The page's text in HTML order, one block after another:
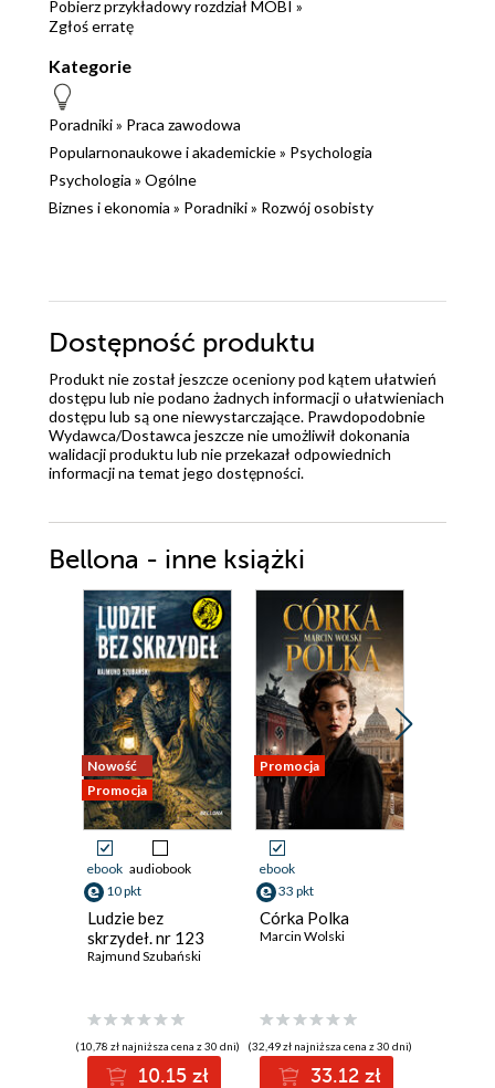
Pobierz przykładowy rozdział MOBI »
Zgłoś erratę
Kategorie
Poradniki» Praca zawodowa
Popularnonaukowe i akademickie» Psychologia
Psychologia » Ogólne
Biznes i ekonomia » Poradniki» Rozwój osobisty
Dostępność produktu
Produkt nie został jeszcze oceniony pod kątem ułatwień
dostępu lub nie podano żadnych informacji o ułatwieniach
dostępu lub są one niewystarczające. Prawdopodobnie
Wydawca/Dostawca jeszcze nie umożliwił dokonania
walidacji produktu lub nie przekazał odpowiednich
informacji na temat jego dostępności.
Bellona - inne książki
Nowość
Promocja
ebook audiobook
10 pkt
Ludzie bez
skrzydeł. nr 123
Rajmund Szubański
(10,78 zł najniższa cena z 30 dni)
10.15 zł
Promocja
ebook
33 pkt
Córka Polka
Marcin Wolski
(32,49 zł najniższa cena z 30 dni)
33.12 zł